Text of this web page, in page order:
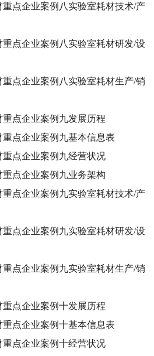
点企业案例八实验室耗材技术/产
点企业案例八实验室耗材研发/设
点企业案例八实验室耗材生产/销
点企业案例九发展历程
点企业案例九基本信息表
重点企业案例九经营状况
点企业案例九业务架构
点企业案例九实验室耗材技术/产
点企业案例九实验室耗材研发/设
点企业案例九实验室耗材生产/销
点企业案例十发展历程
点企业案例十基本信息表
重点企业案例十经营状况